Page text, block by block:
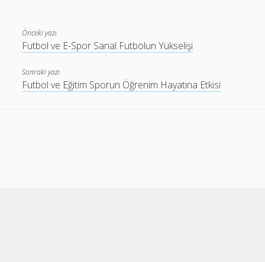
Önceki yazı
Futbol ve E-Spor Sanal Futbolun Yükselişi
Sonraki yazı
Futbol ve Eğitim Sporun Öğrenim Hayatına Etkisi